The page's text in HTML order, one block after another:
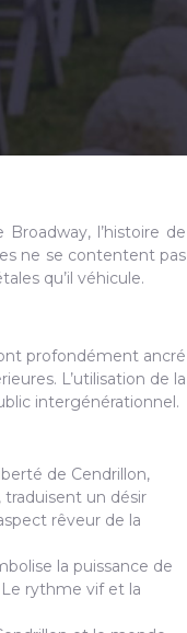
l’histoire de
ne se contentent pas
qu’il véhicule.
profondément ancré
L’utilisation de la
intergénérationnel.
de Cendrillon,
un désir
rêveur de la
la puissance de
rythme vif et la